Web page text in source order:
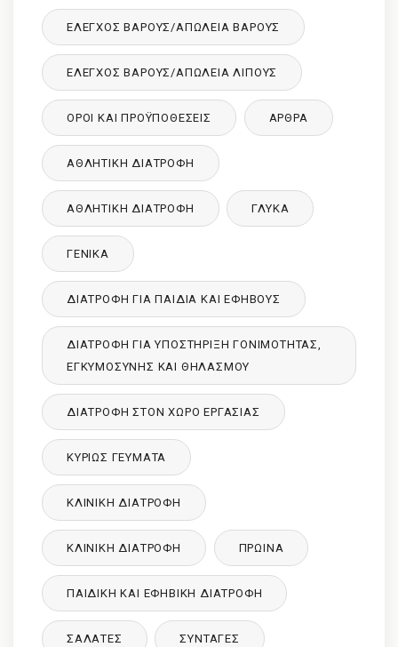
ΈΛΕΓΧΟΣ ΒΆΡΟΥΣ/ΑΠΏΛΕΙΑ ΒΆΡΟΥΣ
ΈΛΕΓΧΟΣ ΒΆΡΟΥΣ/ΑΠΏΛΕΙΑ ΛΊΠΟΥΣ
ΌΡΟΙ ΚΑΙ ΠΡΟΫΠΟΘΈΣΕΙΣ ΑΡΘΡΑ
ΑΘΛΗΤΙΚΉ ΔΙΑΤΡΟΦΉ
ΑΘΛΗΤΙΚΉ ΔΙΑΤΡΟΦΉ ΓΛΥΚΑ
ΓΕΝΙΚΆ
ΔΙΑΤΡΟΦΉ ΓΙΑ ΠΑΙΔΙΆ ΚΑΙ ΕΦΉΒΟΥΣ
ΔΙΑΤΡΟΦΉ ΓΙΑ ΥΠΟΣΤΉΡΙΞΗ ΓΟΝΙΜΌΤΗΤΑΣ,
ΕΓΚΥΜΟΣΎΝΗΣ ΚΑΙ ΘΗΛΑΣΜΟΎ
ΔΙΑΤΡΟΦΉ ΣΤΟΝ ΧΏΡΟ ΕΡΓΑΣΊΑΣ
ΚΥΡΙΩΣ ΓΕΥΜΑΤΑ
ΚΛΙΝΙΚΉ ΔΙΑΤΡΟΦΉ
ΚΛΙΝΙΚΉ ΔΙΑΤΡΟΦΉ ΠΡΩΙΝΑ
ΠΑΙΔΙΚΉ ΚΑΙ ΕΦΗΒΙΚΉ ΔΙΑΤΡΌΦΉ
ΣΑΛΑΤΕΣ ΣΥΝΤΑΓΈΣ